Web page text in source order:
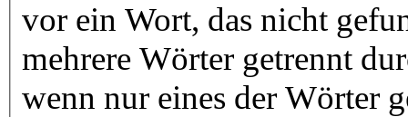
vor ein Wort, das nicht
mehrere Wörter getrennt
wenn nur eines der Wörter